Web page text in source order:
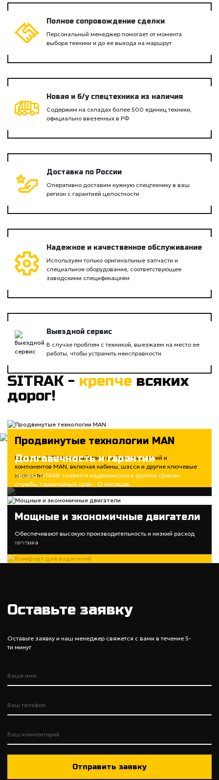
Полное сопровождение сделки
Персональный менеджер помогает от момента
выбора техники и до ее выхода на маршрут
Новая и б/у спецтехника из наличия
Содержим на складах более 500 единиц техники,
официально ввезенных в РФ
Доставка по России
Оперативно доставим нужную спецтехнику в ваш
регион с гарантией целостности
Надежное и качественное обслуживание
Используем только оригинальные запчасти и
специальное оборудование, соответствующее
заводскими спецификациям
Выездной сервис
В случае проблем с техникой, выезжаем на место ее
работы, чтобы устранить неисправности
SITRAK - крепче всяких
дорог!
Продвинутые технологии MAN
Грузовики SITRAK разработаны на базе технологий и
компонентов MAN, включая кабины, шасси и другие ключевые
элементы
Долговечность и гарантии
Техника SITRAK славится надежностью и долгим сроком
службы. Гарантийный срок - 12 месяцев.
Мощные и экономичные двигатели
Обеспечивают высокую производительность и низкий расход
топлива
Комфорт для водителей
Кабины созданы на основе MAN TG, потому эргономичны,
Оставьте заявку
Оставьте заявку и наш менеджер свяжется с вами в течение 5-
ти минут